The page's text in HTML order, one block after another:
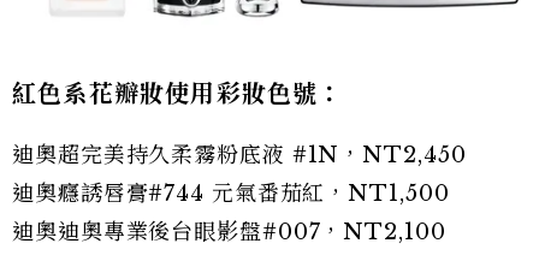
紅色系花瓣妝使用彩妝色號：
迪奧超完美持久柔霧粉底液 #1N，NT2,450
迪奧癮誘唇膏#744 元氣番茄紅，NT1,500
迪奧迪奧專業後台眼影盤#007，NT2,100